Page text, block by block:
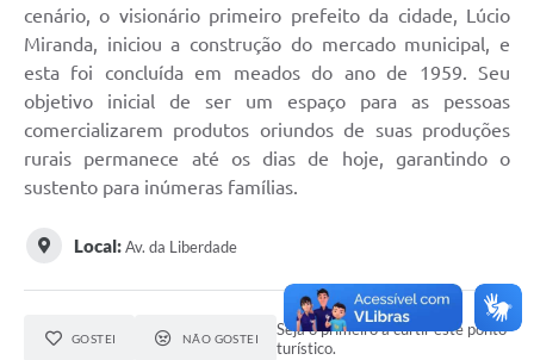
Conselho Tutelar.
Carta de Serviços
Emprega
Agenda
Galeria de Vídeos
cenário, o visionário primeiro prefeito da cidade, Lúcio
Miranda, iniciou a construção do mercado municipal, e
esta foi concluída em meados do ano de 1959. Seu
objetivo inicial de ser um espaço para as pessoas
comercializarem produtos oriundos de suas produções
rurais permanece até os dias de hoje, garantindo o
sustento para inúmeras famílias.
Local:Av. da Liberdade
GOSTEI NÃO GOSTEI
Seja o primeiro a curtir este ponto
turístico.